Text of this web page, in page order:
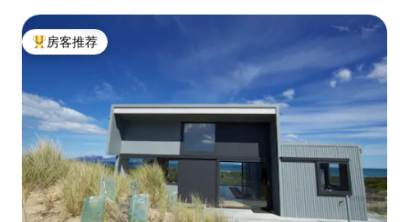
热门「房客推荐」
房客推荐